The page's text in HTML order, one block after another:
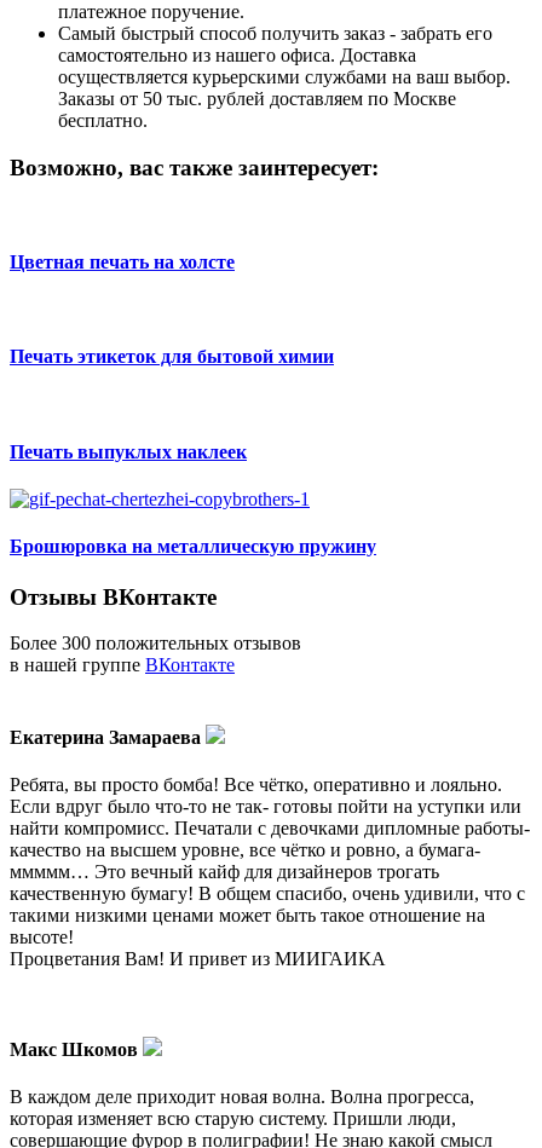
платежное поручение.
Самый быстрый способ получить заказ - забрать его
самостоятельно из нашего офиса. Доставка
осуществляется курьерскими службами на ваш выбор.
Заказы от 50 тыс. рублей доставляем по Москве
бесплатно.
Возможно, вас также заинтересует:
Цветная печать на холсте
Печать этикеток для бытовой химии
Печать выпуклых наклеек
Брошюровка на металлическую пружину
Отзывы ВКонтакте
Более 300 положительных отзывов
в нашей группе ВКонтакте
Екатерина Замараева
Ребята, вы просто бомба! Все чётко, оперативно и лояльно.
Если вдруг было что-то не так- готовы пойти на уступки или
найти компромисс. Печатали с девочками дипломные работы-
качество на высшем уровне, все чётко и ровно, а бумага-
ммммм… Это вечный кайф для дизайнеров трогать
качественную бумагу! В общем спасибо, очень удивили, что с
такими низкими ценами может быть такое отношение на
высоте!
Процветания Вам! И привет из МИИГАИКА
Макс Шкомов
В каждом деле приходит новая волна. Волна прогресса,
которая изменяет всю старую систему. Пришли люди,
совершающие фурор в полиграфии! Не знаю какой смысл